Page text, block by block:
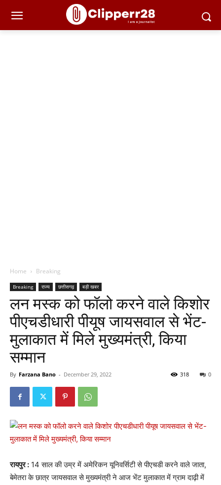
Home Breaking
Breaking राज्य छत्तीसगढ़ बड़ी खबर
लन मस्क को फॉलो करने वाले किशोर
पीएचडीधारी पीयूष जायसवाल से भेंट-
मुलाकात में मिले मुख्यमंत्री, किया
सम्मान
By Farzana Bano - December 29, 2022 0
318
रायपुर : 14 साल की उम्र में अमेरिकन यूनिवर्सिटी से पीएचडी करने वाले जाता,
बेमेतरा के छात्र जायसवाल से मुख्यमंत्री ने आज भेंट मुलाकात में ग्राम दाढ़ी में